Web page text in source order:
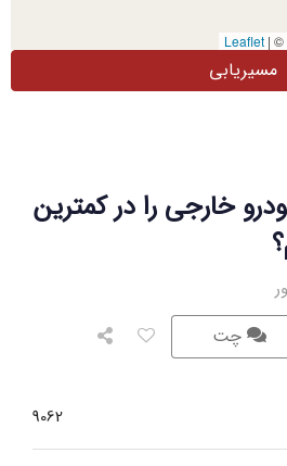
خارجی را در کمترین
چت
9062
| ©
مسیریابی